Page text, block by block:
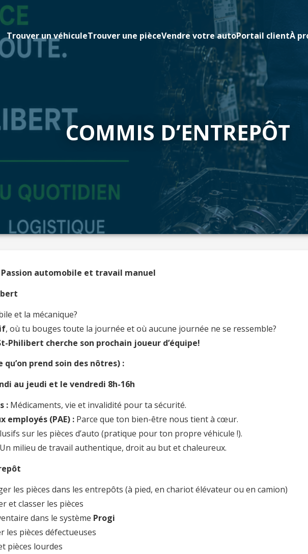
Trouver un véhiculeTrouver une pièceVendre votre autoPortail clientÀ
COMMIS D’ENTREPÔT
Passion automobile et travail manuel
et la mécanique?
, où tu bouges toute la journée et où aucune journée ne se ressemble?
Philibert cherche son prochain joueur d’équipe!
qu’on prend soin des nôtres) :
au jeudi et le vendredi 8h-16h
: Médicaments, vie et invalidité pour ta sécurité.
employés (PAE) : Parce que ton bien-être nous tient à cœur.
sur les pièces d’auto (pratique pour ton propre véhicule !).
Un milieu de travail authentique, droit au but et chaleureux.
les pièces dans les entrepôts (à pied, en chariot élévateur ou en camion)
et classer les pièces
dans le système Progi
les pièces défectueuses
pièces lourdes